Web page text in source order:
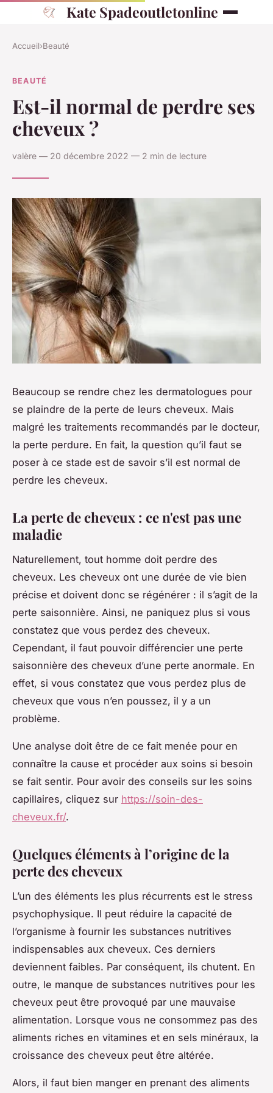
Kate Spadeoutletonline
Accueil›Beauté
BEAUTÉ
Est-il normal de perdre ses
cheveux ?
valère — 20 décembre 2022 — 2 min de lecture
Beaucoup se rendre chez les dermatologues pour
se plaindre de la perte de leurs cheveux. Mais
malgré les traitements recommandés par le docteur,
la perte perdure. En fait, la question qu’il faut se
poser à ce stade est de savoir s’il est normal de
perdre les cheveux.
La perte de cheveux : ce n'est pas une
maladie
Naturellement, tout homme doit perdre des
cheveux. Les cheveux ont une durée de vie bien
précise et doivent donc se régénérer : il s’agit de la
perte saisonnière. Ainsi, ne paniquez plus si vous
constatez que vous perdez des cheveux.
Cependant, il faut pouvoir différencier une perte
saisonnière des cheveux d’une perte anormale. En
effet, si vous constatez que vous perdez plus de
cheveux que vous n’en poussez, il y a un
problème.
Une analyse doit être de ce fait menée pour en
connaître la cause et procéder aux soins si besoin
se fait sentir. Pour avoir des conseils sur les soins
capillaires, cliquez sur https://soin-des-
cheveux.fr/.
Quelques éléments à l’origine de la
perte des cheveux
L’un des éléments les plus récurrents est le stress
psychophysique. Il peut réduire la capacité de
l’organisme à fournir les substances nutritives
indispensables aux cheveux. Ces derniers
deviennent faibles. Par conséquent, ils chutent. En
outre, le manque de substances nutritives pour les
cheveux peut être provoqué par une mauvaise
alimentation. Lorsque vous ne consommez pas des
aliments riches en vitamines et en sels minéraux, la
croissance des cheveux peut être altérée.
Alors, il faut bien manger en prenant des aliments